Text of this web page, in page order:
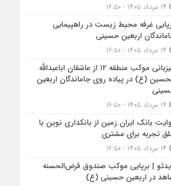
غرفه محیط زیست در راهپیمایی
اربعین حسینی
میزبانی موکب منطقه ۱۲ از عاشقان اباعبدالله
(ع) در پیاده روی جاماندگان اربعین
بانک ایران زمین از بانکداری نوین با
تجربه برای مشتری
| برپایی موکب صندوق قرض‌الحسنه
در اربعین حسینی (ع)